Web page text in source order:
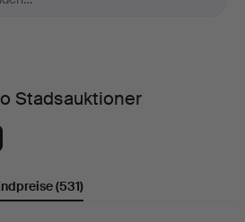
Stadsauktioner
(531)